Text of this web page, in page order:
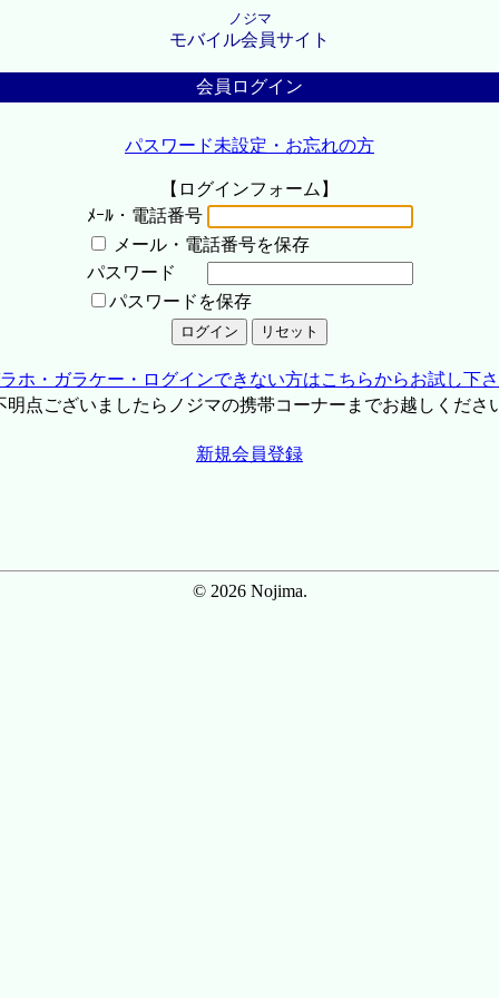
ノジマ
モバイル会員サイト
会員ログイン
パスワード未設定・お忘れの方
【ログインフォーム】
ﾒｰﾙ・電話番号
メール・電話番号を保存
パスワード
パスワードを保存
ホ・ガラケー・ログインできない方はこちらからお試し下
点ございましたらノジマの携帯コーナーまでお越しくださ
新規会員登録
© 2026 Nojima.